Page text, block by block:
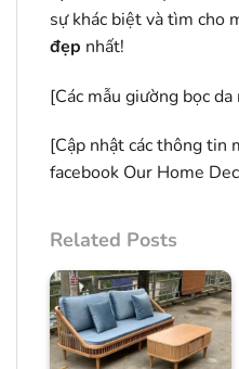
sự khác biệt và tìm cho
đẹp nhất!
[Các mẫu giường bọc
[Cập nhật các thông tin
facebook Our Home
Related Posts